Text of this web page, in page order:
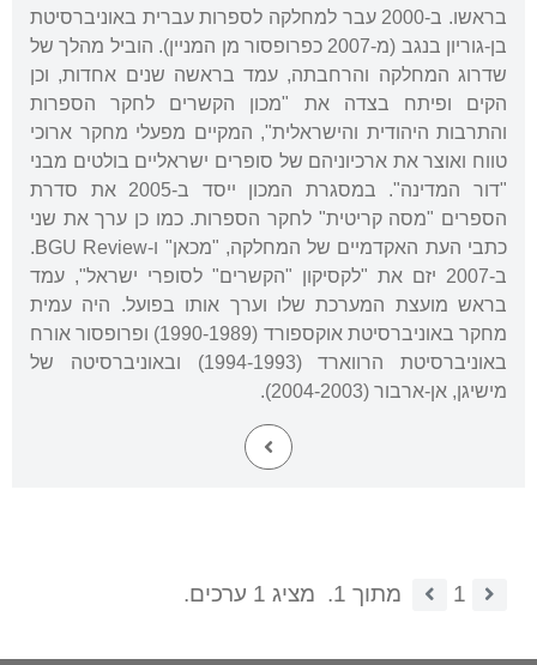
בראשו. ב-2000 עבר למחלקה לספרות עברית באוניברסיטת
בן-גוריון בנגב (מ-2007 כפרופסור מן המניין). הוביל מהלך של
שדרוג המחלקה והרחבתה, עמד בראשה שנים אחדות, וכן
הקים ופיתח בצדה את "מכון הקשרים לחקר הספרות
והתרבות היהודית והישראלית", המקיים מפעלי מחקר ארוכי
טווח ואוצר את ארכיוניהם של סופרים ישראליים בולטים מבני
"דור המדינה". במסגרת המכון ייסד ב-2005 את סדרת
הספרים "מסה קריטית" לחקר הספרות. כמו כן ערך את שני
כתבי העת האקדמיים של המחלקה, "מכאן" ו-BGU Review.
ב-2007 יזם את "לקסיקון "הקשרים" לסופרי ישראל", עמד
בראש מועצת המערכת שלו וערך אותו בפועל. היה עמית
מחקר באוניברסיטת אוקספורד (1990-1989) ופרופסור אורח
באוניברסיטת הרווארד (1994-1993) ובאוניברסיטה של
מישיגן, אן-ארבור (2004-2003).
1 מתוך 1. מציג 1 ערכים.